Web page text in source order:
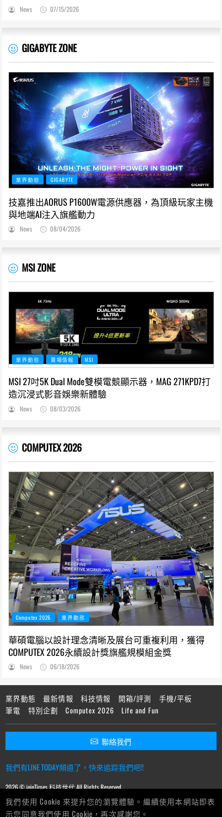
News 07/15/2026
GIGABYTE ZONE
業界動態 GIGABYTE
技嘉推出AORUS P1600W電源供應器，為頂級玩家主機
與地端AI注入旗艦動力
News 08/04/2026
MSI ZONE
業界動態 賣場情報 MSI
MSI 27吋5K Dual Mode雙模電競顯示器，MAG 271KPD7打
造沉浸式影音娛樂新體驗
News 08/03/2026
COMPUTEX 2026
Computex 2026 業界動態
華碩電腦以設計理念清晰及展台可重複利用，獲得
COMPUTEX 2026永續設計獎旗艦規模組金獎
News 06/18/2026
業界動態 最新情報 科技情報 開箱/評測
手機/平板
筆電
特別企劃 Computex 2026 Life and Fun
聯絡我們
我們有LINE TODAY頻道了，快來追踪我們吧!!
2026 © ioioTimes 科技世代 All Rights Reserved.
我們使用 Cookie 來提升您的瀏覽體驗。繼續使用本網站即表
示您同意我們使用 Cookie，再次感謝您。